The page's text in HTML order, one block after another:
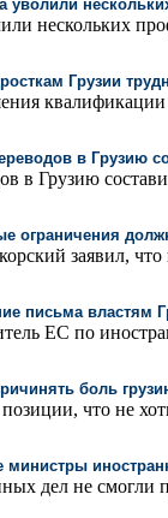
уволили
нескольких
Грузии
в Грузию
в Грузию
ограничения
заявил, что
письма властям
ЕС по
боль
что не
министры
дел не смогли